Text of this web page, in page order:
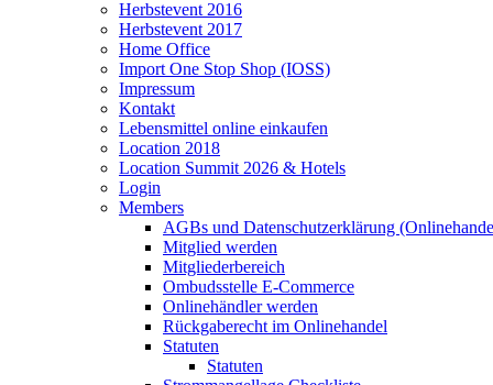
Herbstevent 2016
Herbstevent 2017
Home Office
Import One Stop Shop (IOSS)
Impressum
Kontakt
Lebensmittel online einkaufen
Location 2018
Location Summit 2026 & Hotels
Login
Members
AGBs und Datenschutzerklärung
Mitglied werden
Mitgliederbereich
Ombudsstelle E-Commerce
Onlinehändler werden
Rückgaberecht im Onlinehandel
Statuten
Statuten